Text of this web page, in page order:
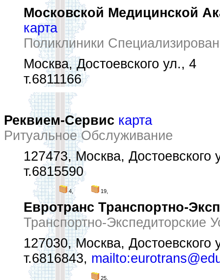
Московской Медицинской
карта
Поликлиники
Москва, Достоевского ул., 4
т.6811166
Реквием-Сервис карта
Ритуальное Обслуживание
127473, Москва, Достоевского
т.6815590
4, 19,
Евротранс Транспортно-
Транспортно-Экспедиторские
127030, Москва, Достоевского
т.6816843,
25,